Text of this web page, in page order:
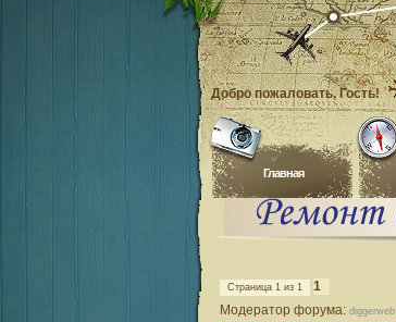
Добро пожаловать, Гость!
Главная
Страница 1 из 1
1
Модератор форума: diggerweb